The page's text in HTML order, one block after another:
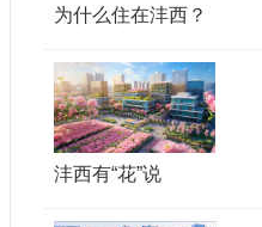
为什么住在沣西？
沣西有“花”说